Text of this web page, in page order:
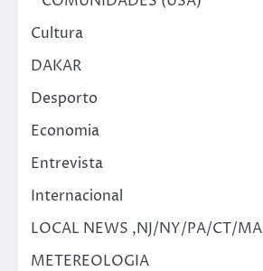
Cultura
DAKAR
Desporto
Economia
Entrevista
Internacional
LOCAL NEWS ,NJ/NY/PA/CT/MA
METEREOLOGIA